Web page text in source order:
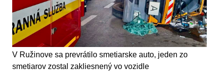
V Ružinove sa prevrátilo smetiarske auto, jeden zo
smetiarov zostal zakliesnený vo vozidle